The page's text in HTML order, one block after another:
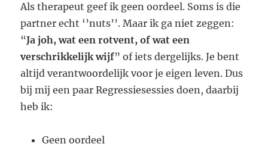
Als therapeut geef ik geen oordeel. Soms is die
partner echt ‘’nuts’’. Maar ik ga niet zeggen:
“Ja joh, wat een rotvent, of wat een
verschrikkelijk wijf” of iets dergelijks. Je bent
altijd verantwoordelijk voor je eigen leven. Dus
bij mij een paar Regressiesessies doen, daarbij
heb ik:
Geen oordeel